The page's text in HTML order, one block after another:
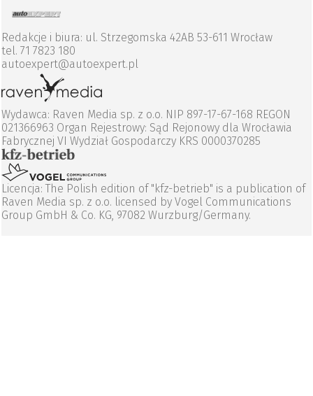
Redakcje i biura: ul. Strzegomska 42AB 53-611 Wrocław
tel. 71 7823 180
autoexpert@autoexpert.pl
Wydawca: Raven Media sp. z o.o. NIP 897-17-67-168 REGON
021366963 Organ Rejestrowy: Sąd Rejonowy dla Wrocławia
Fabrycznej VI Wydział Gospodarczy KRS 0000370285
Licencja: The Polish edition of "kfz-betrieb" is a publication of
Raven Media sp. z o.o. licensed by Vogel Communications
Group GmbH & Co. KG, 97082 Wurzburg/Germany.